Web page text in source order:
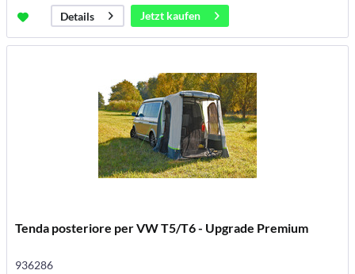
Details
Jetzt kaufen
Tenda posteriore per VW T5/T6 - Upgrade Premium
936286